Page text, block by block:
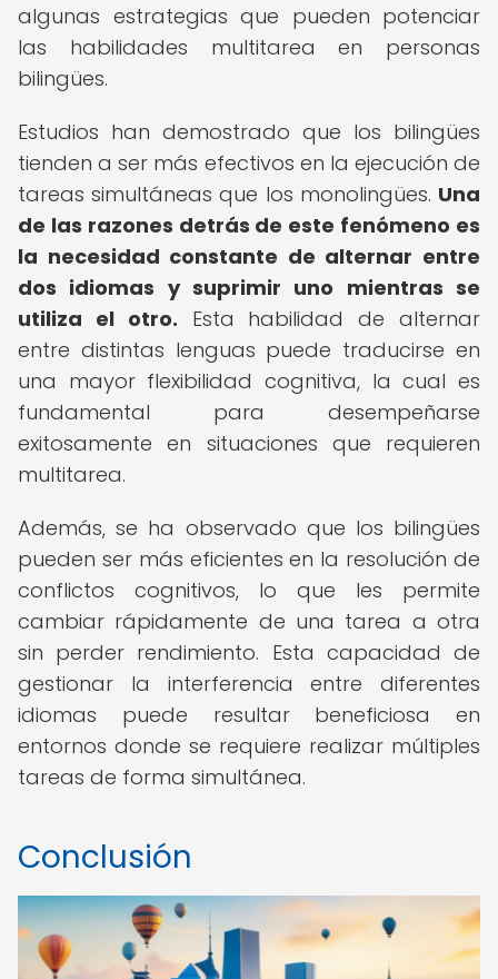
algunas estrategias que pueden potenciar
las habilidades multitarea en personas
bilingües.
Estudios han demostrado que los bilingües
tienden a ser más efectivos en la ejecución de
tareas simultáneas que los monolingües. Una
de las razones detrás de este fenómeno es
la necesidad constante de alternar entre
dos idiomas y suprimir uno mientras se
utiliza el otro. Esta habilidad de alternar
entre distintas lenguas puede traducirse en
una mayor flexibilidad cognitiva, la cual es
fundamental para desempeñarse
exitosamente en situaciones que requieren
multitarea.
Además, se ha observado que los bilingües
pueden ser más eficientes en la resolución de
conflictos cognitivos, lo que les permite
cambiar rápidamente de una tarea a otra
sin perder rendimiento. Esta capacidad de
gestionar la interferencia entre diferentes
idiomas puede resultar beneficiosa en
entornos donde se requiere realizar múltiples
tareas de forma simultánea.
Conclusión